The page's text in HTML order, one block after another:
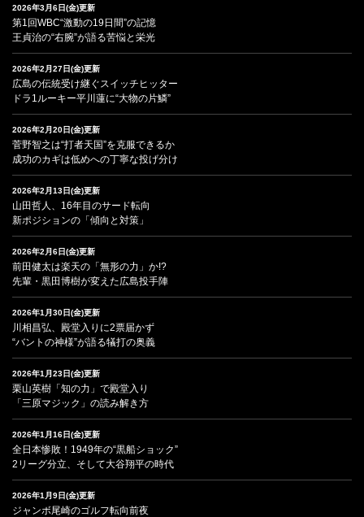
2026年3月6日(金)更新
第1回WBC“激動の19日間”の記憶
王貞治の“右腕”が語る苦悩と栄光
2026年2月27日(金)更新
広島の伝統受け継ぐスイッチヒッター
ドラ1ルーキー平川蓮に“大物の片鱗”
2026年2月20日(金)更新
菅野智之は“打者天国”を克服できるか
成功のカギは低めへの丁寧な投げ分け
2026年2月13日(金)更新
山田哲人、16年目のサード転向
新ポジションの「傾向と対策」
2026年2月6日(金)更新
前田健太は楽天の「無形の力」か!?
先輩・黒田博樹が変えた広島投手陣
2026年1月30日(金)更新
川相昌弘、殿堂入りに2票届かず
“バントの神様”が語る犠打の奥義
2026年1月23日(金)更新
栗山英樹「知の力」で殿堂入り
「三原マジック」の読み解き方
2026年1月16日(金)更新
全日本惨敗！1949年の“黒船ショック”
2リーグ分立、そして大谷翔平の時代
2026年1月9日(金)更新
ジャンボ尾崎のゴルフ転向前夜